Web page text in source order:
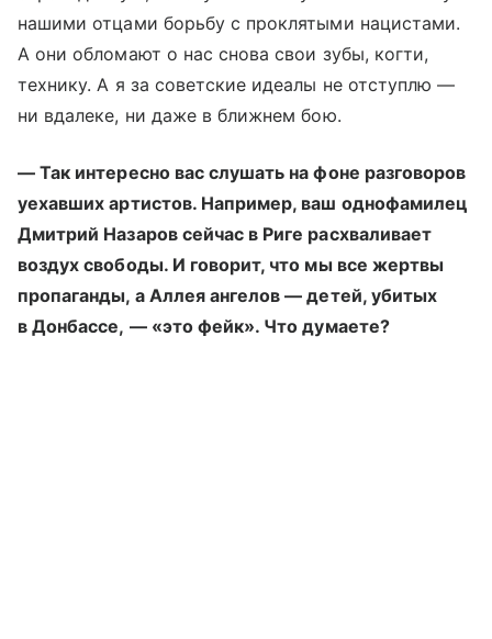
нашими отцами борьбу с проклятыми нацистами.
А они обломают о нас снова свои зубы, когти,
технику. А я за советские идеалы не отступлю —
ни вдалеке, ни даже в ближнем бою.
— Так интересно вас слушать на фоне разговоров
уехавших артистов. Например, ваш однофамилец
Дмитрий Назаров сейчас в Риге расхваливает
воздух свободы. И говорит, что мы все жертвы
пропаганды, а Аллея ангелов — детей, убитых
в Донбассе, — «это фейк». Что думаете?